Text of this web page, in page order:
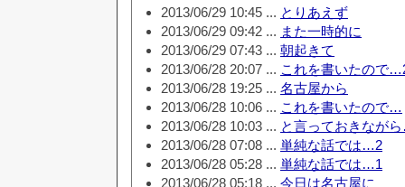
2013/06/29 10:45 ... とりあえず
2013/06/29 09:42 ... また一時的に
2013/06/29 07:43 ... 朝起きて
2013/06/28 20:07 ... これを書いたので
2013/06/28 19:25 ... 名古屋から
2013/06/28 10:06 ... これを書いたので…
2013/06/28 10:03 ... と言っておきなが
2013/06/28 07:08 ... 単純な話では…2
2013/06/28 05:28 ... 単純な話では…1
2013/06/28 05:18 ... 今日は名古屋に